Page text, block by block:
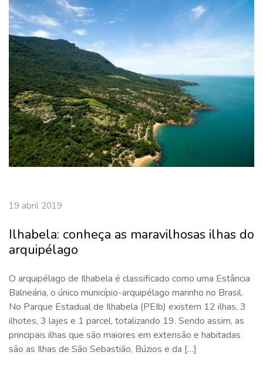
19 abril 2019
Ilhabela: conheça as maravilhosas ilhas do
arquipélago
O arquipélago de Ilhabela é classificado como uma Estância
Balneária, o único município-arquipélago marinho no Brasil.
No Parque Estadual de Ilhabela (PEIb) existem 12 ilhas, 3
ilhotes, 3 lajes e 1 parcel, totalizando 19. Sendo assim, as
principais ilhas que são maiores em extensão e habitadas
são as Ilhas de São Sebastião, Búzios e da […]